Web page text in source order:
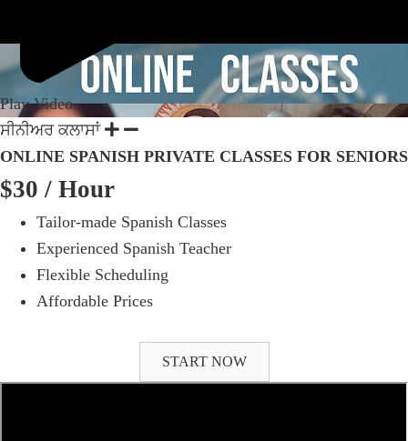
Play Video
ਸੀਨੀਅਰ ਕਲਾਸਾਂ
ONLINE SPANISH PRIVATE CLASSES FOR SENIORS
$30 / Hour
Tailor-made Spanish Classes
Experienced Spanish Teacher
Flexible Scheduling
Affordable Prices
START NOW